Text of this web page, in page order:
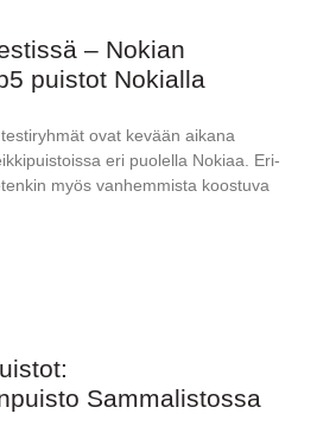
– Nokian
puistot Nokialla
ovat kevään aikana
eri puolella Nokiaa. Eri-
myös vanhemmista koostuva
Sammalistossa